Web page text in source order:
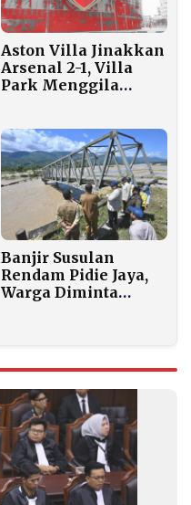
Aston Villa Jinakkan
Arsenal 2-1, Villa
Park Menggila
Banjir Susulan
Rendam Pidie Jaya,
Warga Diminta